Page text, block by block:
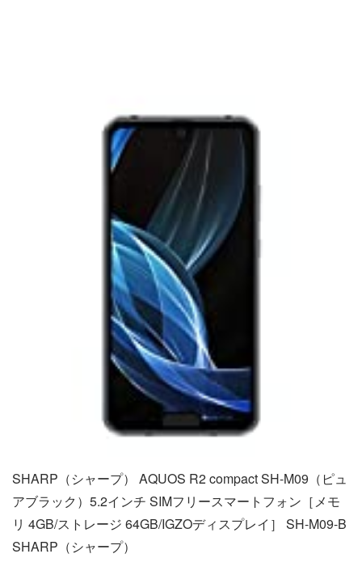
SHARP（シャープ） AQUOS R2 compact SH-M09（ピュ
アブラック）5.2インチ SIMフリースマートフォン［メモ
リ 4GB/ストレージ 64GB/IGZOディスプレイ］ SH-M09-B
SHARP（シャープ）